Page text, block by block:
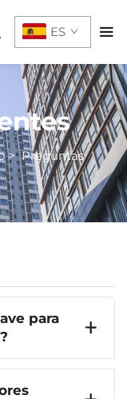
ES
>Preguntas
para